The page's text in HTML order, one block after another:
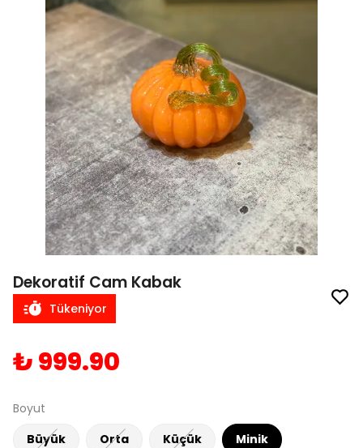
Dekoratif Cam Kabak
Tükeniyor
₺ 999.90
Boyut
Büyük
Orta Küçük Minik